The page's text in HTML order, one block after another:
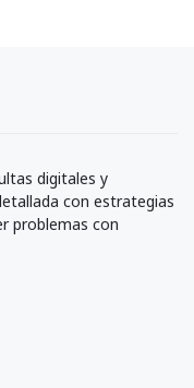
digitales y
con estrategias
problemas con